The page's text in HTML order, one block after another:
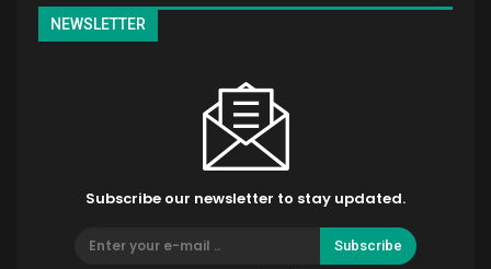
NEWSLETTER
Subscribe our newsletter to stay updated.
Subscribe